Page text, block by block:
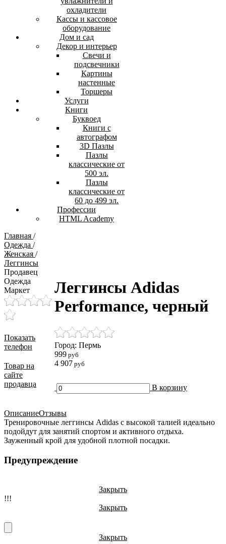
охладители
Кассы и кассовое
оборудование
Дом и сад
Декор и интерьер
Свечи и
подсвечники
Картины
настенные
Торшеры
Услуги
Книги
Буквоед
Книги с
автографом
3D Пазлы
Пазлы
классические от
500 эл.
Пазлы
классические от
60 до 499 эл.
Профессии
HTML Academy
Главная /
Одежда /
Женская /
Леггинсы
Продавец
Одежда
Маркет
Показать
телефон
Товар на
сайте
продавца
Леггинсы Adidas
Performance, черный
Город: Пермь
999 руб
4 907 руб
В корзину
ОписаниеОтзывы
Тренировочные леггинсы Adidas с высокой талией идеально
подойдут для занятий спортом и активного отдыха.
Зауженный крой для удобной плотной посадки.
Предупреждение
Закрыть
!!!
Закрыть
Закрыть